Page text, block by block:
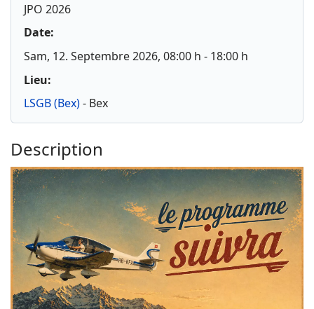
JPO 2026
Date:
Sam, 12. Septembre 2026, 08:00 h - 18:00 h
Lieu:
LSGB (Bex)- Bex
Description